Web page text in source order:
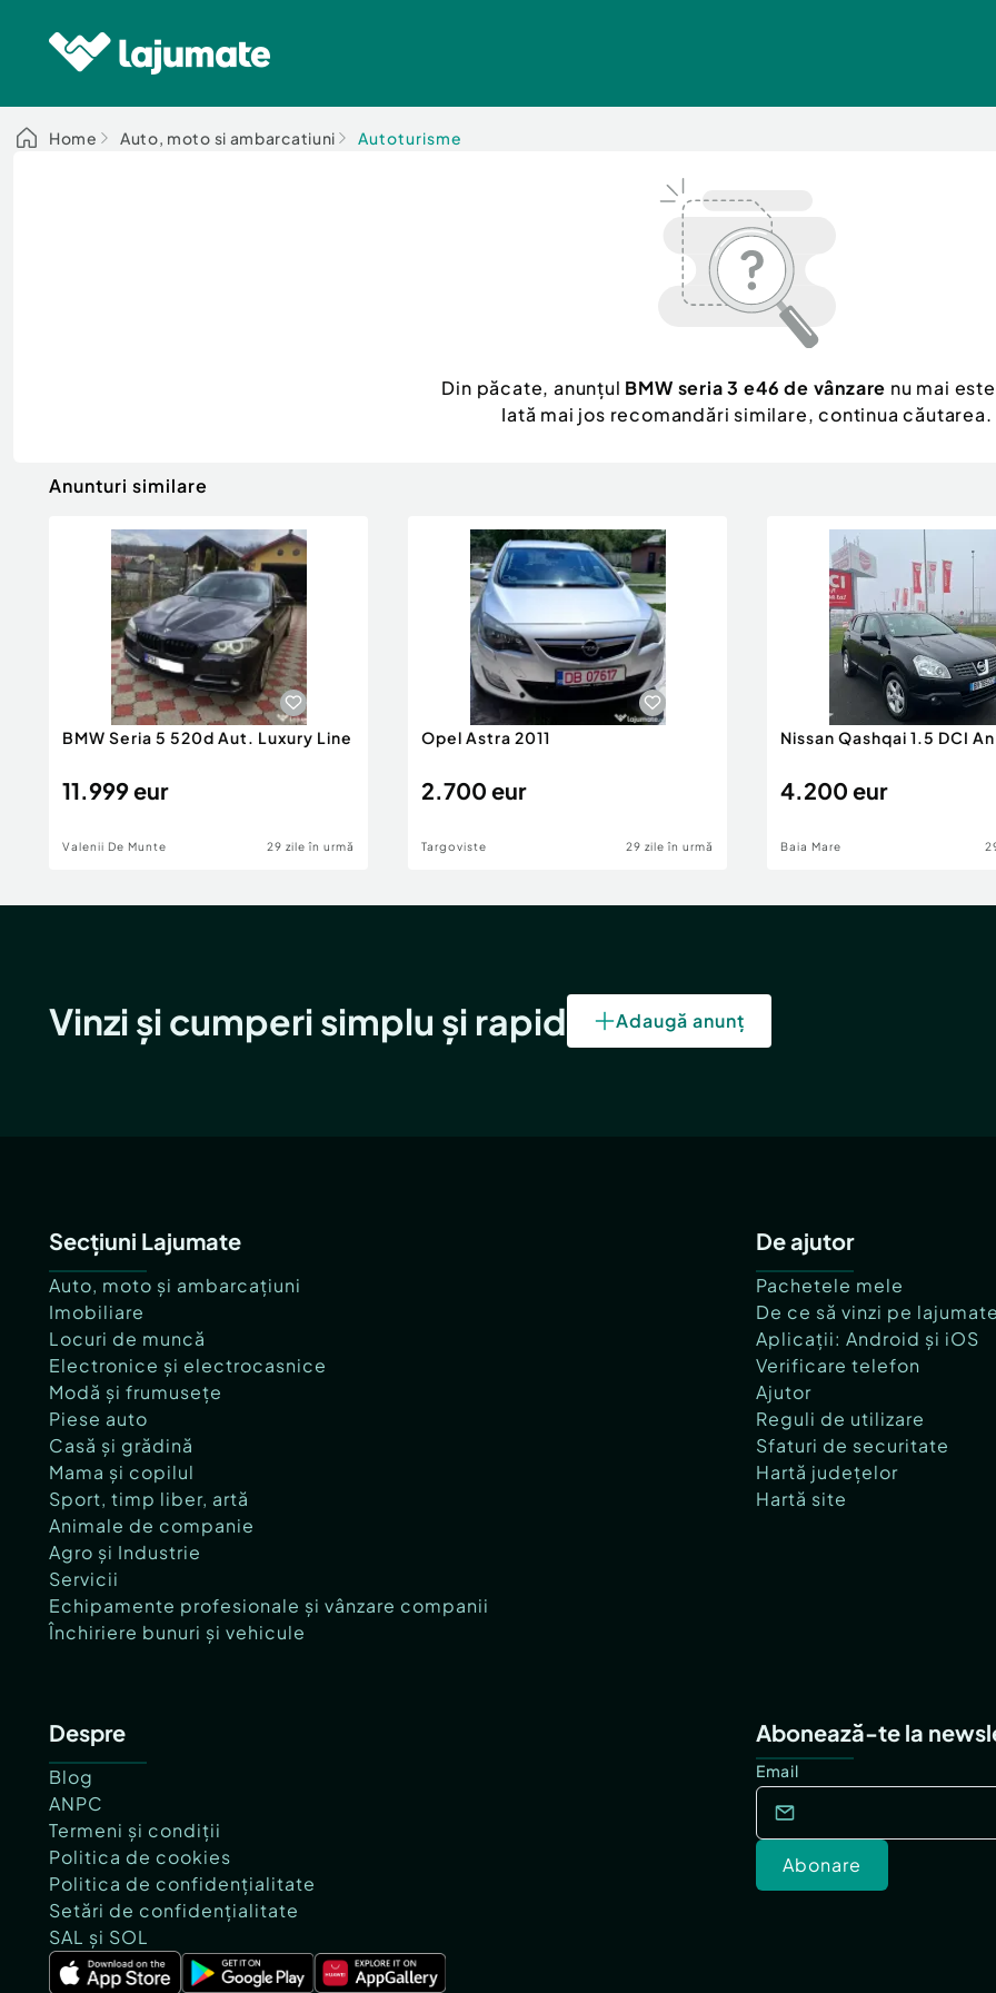
Home Auto, moto si ambarcatiuni Autoturisme
Din păcate, anunțul BMW seria 3 e46 de vânzare nu mai
Iată mai jos recomandări similare, continua căutarea.
Anunturi similare
BMW Seria 5 520d Aut. Luxury Line
11.999 eur
Valenii De Munte 29 zile în urmă
Opel Astra 2011
2.700 eur
Targoviste 29 zile în urmă
Nissan Qashqai 1.5 DCI
4.200 eur
Baia Mare
Vinzi și cumperi simplu și rapid Adaugă anunț
Secțiuni Lajumate
Auto, moto și ambarcațiuni
Imobiliare
Locuri de muncă
Electronice și electrocasnice
Modă și frumusețe
Piese auto
Casă și grădină
Mama și copilul
Sport, timp liber, artă
Animale de companie
Agro și Industrie
Servicii
Echipamente profesionale și vânzare companii
Închiriere bunuri și vehicule
De ajutor
Pachetele mele
De ce să vinzi pe
Aplicații: Android și iOS
Verificare telefon
Ajutor
Reguli de utilizare
Sfaturi de securitate
Hartă județelor
Hartă site
Despre
Blog
ANPC
Termeni și condiții
Politica de cookies
Politica de confidențialitate
Setări de confidențialitate
SAL și SOL
Abonează-te la
Email
Abonare